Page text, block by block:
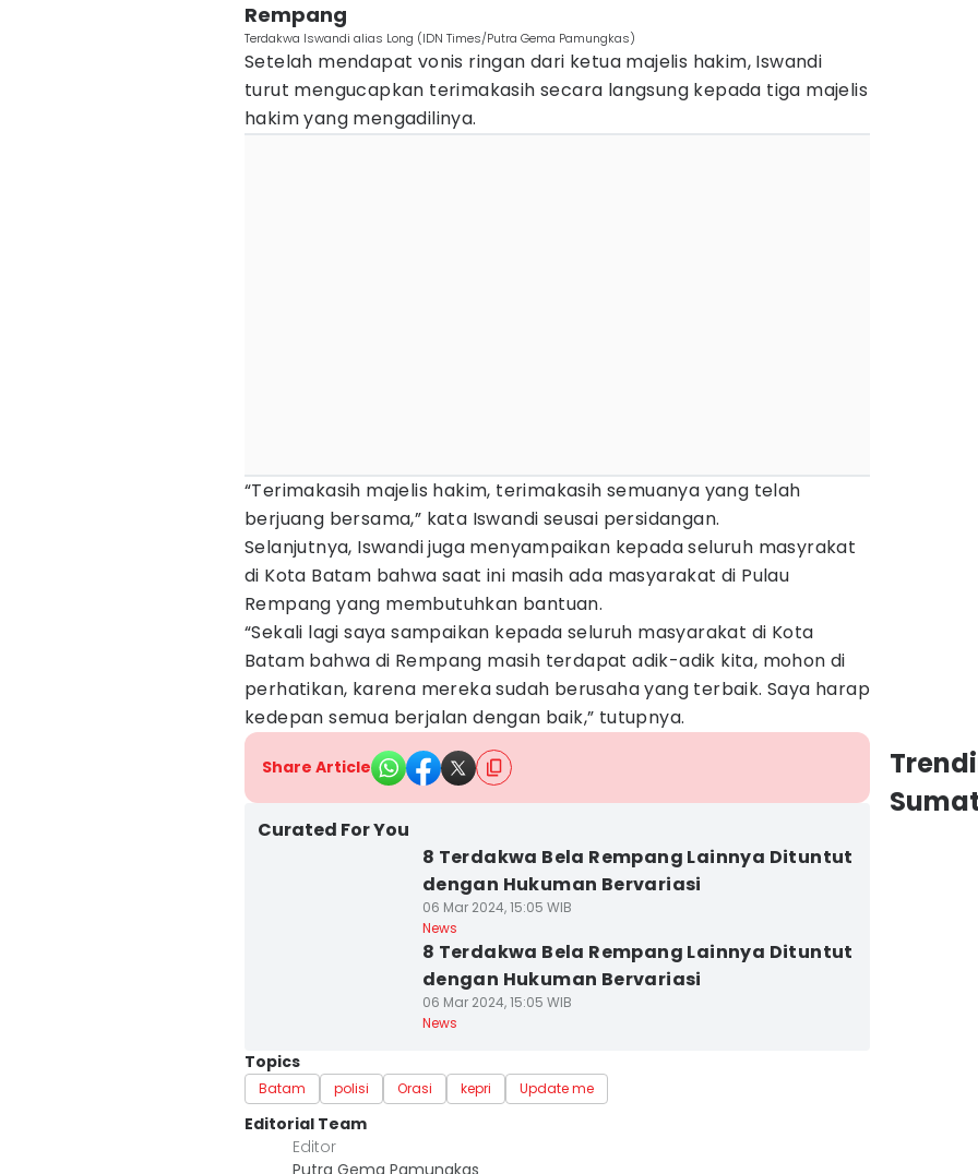
Rempang
Terdakwa Iswandi alias Long (IDN Times/Putra Gema Pamungkas)
Setelah mendapat vonis ringan dari ketua majelis hakim, Iswandi
turut mengucapkan terimakasih secara langsung kepada tiga majelis
hakim yang mengadilinya.
“Terimakasih majelis hakim, terimakasih semuanya yang telah
berjuang bersama,” kata Iswandi seusai persidangan.
Selanjutnya, Iswandi juga menyampaikan kepada seluruh masyrakat
di Kota Batam bahwa saat ini masih ada masyarakat di Pulau
Rempang yang membutuhkan bantuan.
“Sekali lagi saya sampaikan kepada seluruh masyarakat di Kota
Batam bahwa di Rempang masih terdapat adik-adik kita, mohon di
perhatikan, karena mereka sudah berusaha yang terbaik. Saya harap
kedepan semua berjalan dengan baik,” tutupnya.
Share Article
Curated For You
8 Terdakwa Bela Rempang Lainnya Dituntut
dengan Hukuman Bervariasi
06 Mar 2024, 15:05 WIB
News
8 Terdakwa Bela Rempang Lainnya Dituntut
dengan Hukuman Bervariasi
06 Mar 2024, 15:05 WIB
News
Topics
Batam polisi Orasi kepri Update me
Editorial Team
Editor
Putra Gema Pamungkas